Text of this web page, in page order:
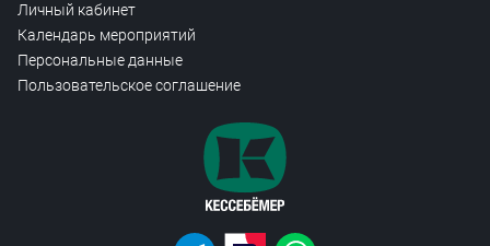
Личный кабинет
Календарь мероприятий
Персональные данные
Пользовательское соглашение